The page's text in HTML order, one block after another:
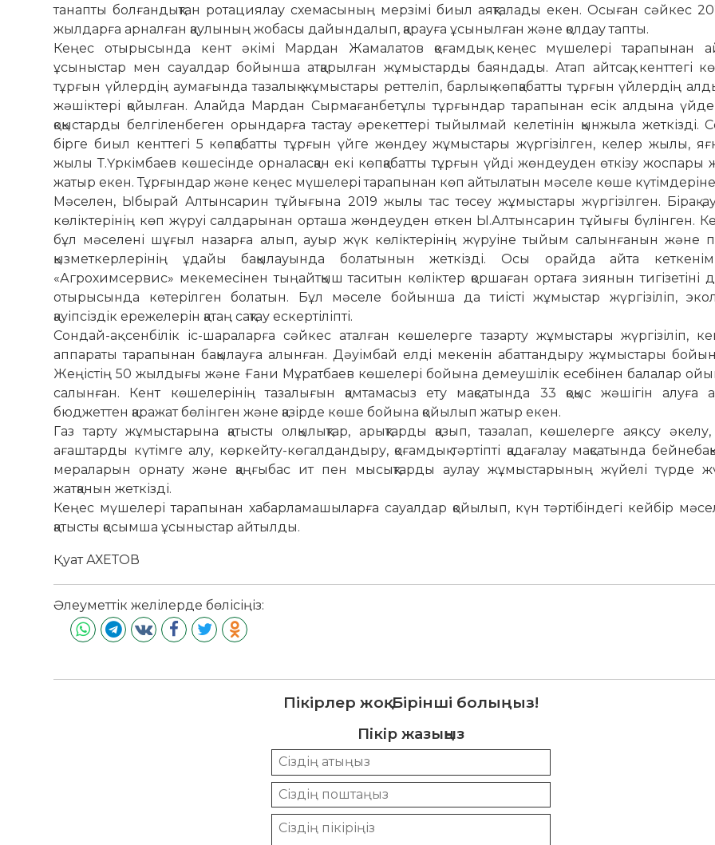
танапты болғандықтан ротациялау схемасының мерзімі биыл аяқталады екен. Осыған сәйкес
жылдарға арналған қаулының жобасы дайындалып, қарауға ұсынылған және қолдау тапты.
Кеңес отырысында кент әкімі Мардан Жамалатов қоғамдық кеңес мүшелері тарапынан
ұсыныстар мен сауалдар бойынша атқарылған жұмыс­тарды баяндады. Атап айтсақ, кенттегі
тұрғын үйлердің аумағында тазалық жұмыстары реттеліп, барлық көпқабатты тұрғын үйлердің
жәшіктері қойылған. Алайда Мардан Сырмағанбетұлы тұрғындар тарапынан есік алдына
қоқыстарды белгіленбеген орындарға тастау әрекеттері тыйылмай келетінін қынжыла жеткізді.
бірге биыл кенттегі 5 көпқабатты тұрғын үйге жөндеу жұмыстары жүргізілген, келер жылы,
жылы Т.Үркімбаев көшесінде орналасқан екі көпқабатты тұрғын үйді жөндеуден өткізу жоспары
жатыр екен. Тұрғындар және кеңес мүшелері тарапынан көп айтылатын мәселе көше күтімдеріне
Мәселен, Ыбырай Алтынсарин тұйығына 2019 жылы тас төсеу жұмыстары жүргізілген. Бірақ
көліктерінің көп жүруі салдарынан орташа жөндеуден өткен Ы.Алтынсарин тұйығы бүлінген.
бұл мәселені шұғыл назарға алып, ауыр жүк көліктерінің жүруіне тыйым салынғанын және
қызметкерлерінің ұдайы бақылауында болатынын жеткізді. Осы орайда айта
«Агрохимсервис» мекемесінен тыңайтқыш таситын көліктер қоршаған ортаға зиянын тигізетіні
отырысында көтерілген болатын. Бұл мәселе бойынша да тиісті жұмыстар жүргізіліп,
қауіпсіздік ережелерін қатаң сақтау ескертіліпті.
Сондай-ақ сенбілік іс-шараларға сәйкес аталған көшелерге тазарту жұмыстары жүргізіліп,
аппараты тарапынан бақылауға алынған. Дәуімбай елді мекенін абаттандыру жұмыстары
Жеңістің 50 жылдығы және Ғани Мұратбаев көшелері бойына демеушілік есебінен балалар
салынған. Кент көшелерінің тазалығын қамтамасыз ету мақсатында 33 қоқыс жәшігін алуға
бюджеттен қаражат бөлінген және қазірде көше бойына қойылып жатыр екен.
Газ тарту жұмыстарына қатысты олқылықтар, арықтарды қазып, тазалап, көшелерге аяқ су әкелу,
ағаштарды күтімге алу, көркейту-көгалдандыру, қоғамдық тәртіпті қадағалау мақсатында
мераларын орнату және қаңғыбас ит пен мысықтарды аулау жұмыстарының жүйелі түрде
жатқанын жеткізді.
Кеңес мүшелері тарапынан хабарла­машыларға сауалдар қойылып, күн тәртібіндегі кейбір
қатысты қосымша ұсыныстар айтылды.
Қуат АХЕТОВ
Әлеуметтік желілерде бөлісіңіз:
Пікірлер жоқ. Бірінші болыңыз!
Пікір жазыңыз